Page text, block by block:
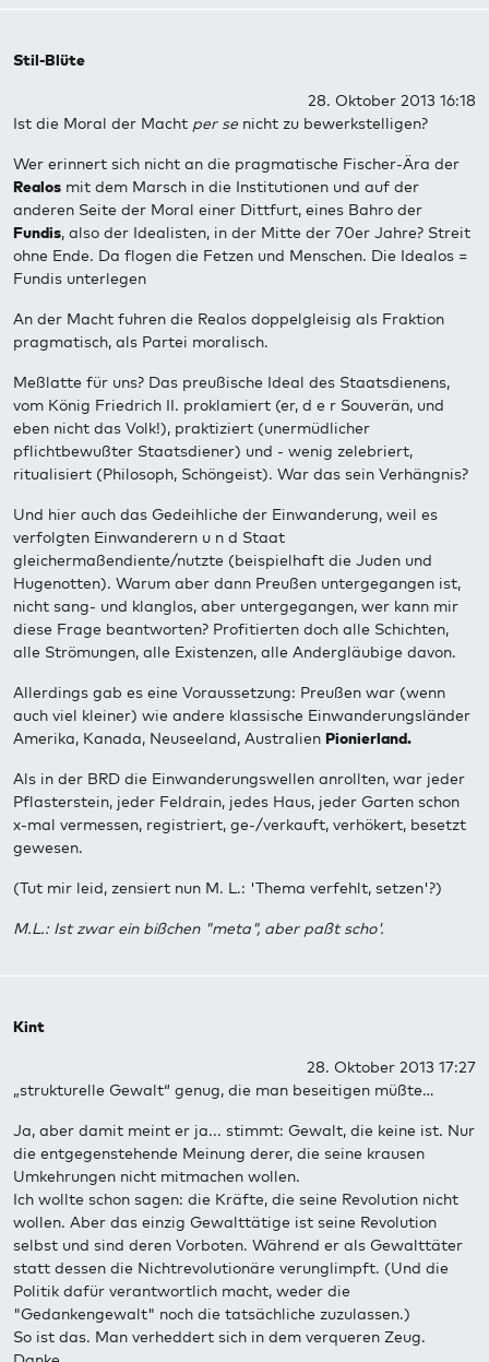
Stil-Blüte
28. Oktober 2013 16:18
Ist die Moral der Macht per se nicht zu bewerkstelligen?
Wer erinnert sich nicht an die pragmatische Fischer-Ära der
Realos mit dem Marsch in die Institutionen und auf der
anderen Seite der Moral einer Dittfurt, eines Bahro der
Fundis, also der Idealisten, in der Mitte der 70er Jahre? Streit
ohne Ende. Da flogen die Fetzen und Menschen. Die Idealos =
Fundis unterlegen
An der Macht fuhren die Realos doppelgleisig als Fraktion
pragmatisch, als Partei moralisch.
Meßlatte für uns? Das preußische Ideal des Staatsdienens,
vom König Friedrich II. proklamiert (er, d e r Souverän, und
eben nicht das Volk!), praktiziert (unermüdlicher
pflichtbewußter Staatsdiener) und - wenig zelebriert,
ritualisiert (Philosoph, Schöngeist). War das sein Verhängnis?
Und hier auch das Gedeihliche der Einwanderung, weil es
verfolgten Einwanderern u n d Staat
gleichermaßendiente/nutzte (beispielhaft die Juden und
Hugenotten). Warum aber dann Preußen untergegangen ist,
nicht sang- und klanglos, aber untergegangen, wer kann mir
diese Frage beantworten? Profitierten doch alle Schichten,
alle Strömungen, alle Existenzen, alle Andergläubige davon.
Allerdings gab es eine Voraussetzung: Preußen war (wenn
auch viel kleiner) wie andere klassische Einwanderungsländer
Amerika, Kanada, Neuseeland, Australien Pionierland.
Als in der BRD die Einwanderungswellen anrollten, war jeder
Pflasterstein, jeder Feldrain, jedes Haus, jeder Garten schon
x-mal vermessen, registriert, ge-/verkauft, verhökert, besetzt
gewesen.
(Tut mir leid, zensiert nun M. L.: 'Thema verfehlt, setzen'?)
M.L.: Ist zwar ein bißchen "meta", aber paßt scho'.
Kint
28. Oktober 2013 17:27
„strukturelle Gewalt“ genug, die man beseitigen müßte…
Ja, aber damit meint er ja... stimmt: Gewalt, die keine ist. Nur
die entgegenstehende Meinung derer, die seine krausen
Umkehrungen nicht mitmachen wollen.
Ich wollte schon sagen: die Kräfte, die seine Revolution nicht
wollen. Aber das einzig Gewalttätige ist seine Revolution
selbst und sind deren Vorboten. Während er als Gewalttäter
statt dessen die Nichtrevolutionäre verunglimpft. (Und die
Politik dafür verantwortlich macht, weder die
"Gedankengewalt" noch die tatsächliche zuzulassen.)
So ist das. Man verheddert sich in dem verqueren Zeug.